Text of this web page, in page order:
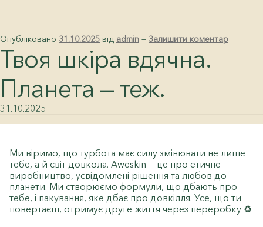
Опубліковано 31.10.2025 від admin — Залишити коментар
Твоя шкіра вдячна.
Планета — теж.
31.10.2025
Ми віримо, що турбота має силу змінювати не лише
тебе, а й світ довкола. Aweskin — це про етичне
виробництво, усвідомлені рішення та любов до
планети. Ми створюємо формули, що дбають про
тебе, і пакування, яке дбає про довкілля. Усе, що ти
повертаєш, отримує друге життя через переробку ♻️